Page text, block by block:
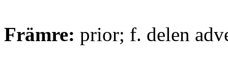
Främre: prior; f. delen